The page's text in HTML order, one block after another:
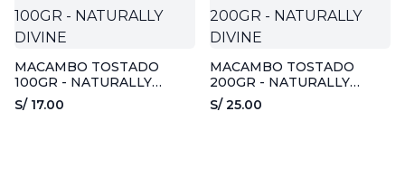
MACAMBO TOSTADO
100GR - NATURALLY
DIVINE
S/ 17.00
MACAMBO TOSTADO
200GR - NATURALLY
DIVINE
S/ 25.00